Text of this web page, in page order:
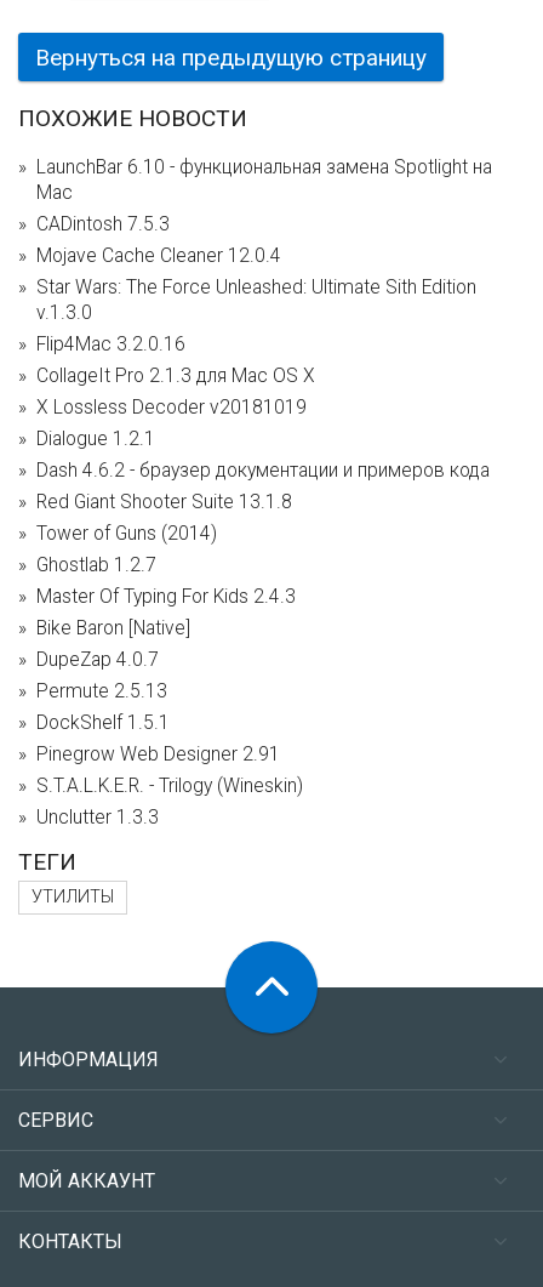
Вернуться на предыдущую страницу
ПОХОЖИЕ НОВОСТИ
LaunchBar 6.10 - функциональная замена Spotlight на
Mac
CADintosh 7.5.3
Mojave Cache Cleaner 12.0.4
Star Wars: The Force Unleashed: Ultimate Sith Edition
v.1.3.0
Flip4Mac 3.2.0.16
CollageIt Pro 2.1.3 для Mac OS X
X Lossless Decoder v20181019
Dialogue 1.2.1
Dash 4.6.2 - браузер документации и примеров кода
Red Giant Shooter Suite 13.1.8
Tower of Guns (2014)
Ghostlab 1.2.7
Master Of Typing For Kids 2.4.3
Bike Baron [Native]
DupeZap 4.0.7
Permute 2.5.13
DockShelf 1.5.1
Pinegrow Web Designer 2.91
S.T.A.L.K.E.R. - Trilogy (Wineskin)
Unclutter 1.3.3
ТЕГИ
УТИЛИТЫ
ИНФОРМАЦИЯ
СЕРВИС
МОЙ АККАУНТ
КОНТАКТЫ